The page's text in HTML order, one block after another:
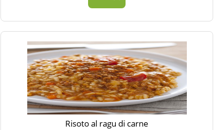
Risoto al ragu di carne